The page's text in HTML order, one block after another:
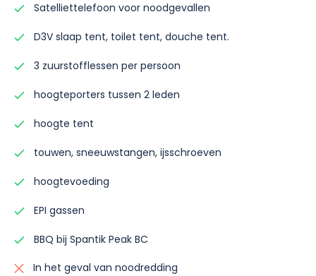
Satelliettelefoon voor noodgevallen
D3V slaap tent, toilet tent, douche tent.
3 zuurstofflessen per persoon
hoogteporters tussen 2 leden
hoogte tent
touwen, sneeuwstangen, ijsschroeven
hoogtevoeding
EPI gassen
BBQ bij Spantik Peak BC
In het geval van noodredding